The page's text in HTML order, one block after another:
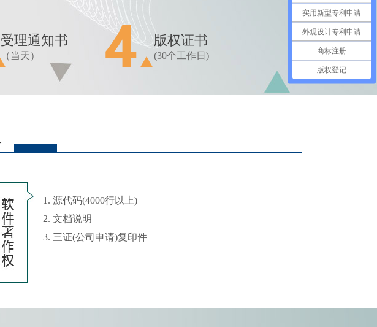
受理通知书
（当天）
版权证书
(30个工作日)
1. 源代码(4000行以上)
2. 文档说明
3. 三证(公司申请)复印件
实用新型专利申请
外观设计专利申请
商标注册
版权登记